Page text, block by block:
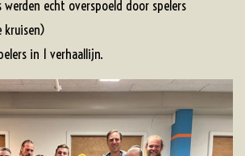
werden echt overspoeld door spelers
kruisen)
in 1 verhaallijn.